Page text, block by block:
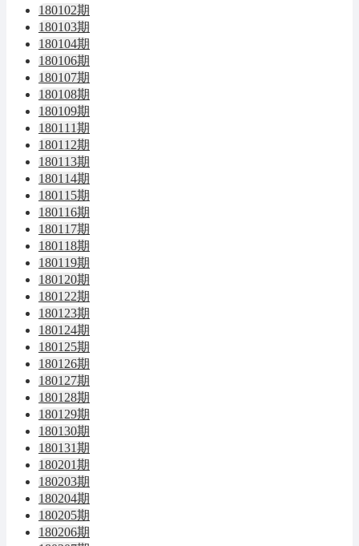
180102期
180103期
180104期
180106期
180107期
180108期
180109期
180111期
180112期
180113期
180114期
180115期
180116期
180117期
180118期
180119期
180120期
180122期
180123期
180124期
180125期
180126期
180127期
180128期
180129期
180130期
180131期
180201期
180203期
180204期
180205期
180206期